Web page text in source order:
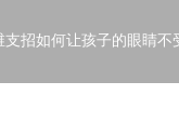
招如何让孩子的眼睛不